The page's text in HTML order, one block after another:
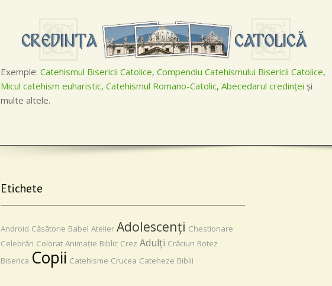
Exemple: Catehismul Bisericii Catolice, Compendiu Catehismului Bisericii Catolice,
Micul catehism euharistic, Catehismul Romano-Catolic, Abecedarul credinţei şi
multe altele.
Etichete
Android Căsătorie Babel Atelier Adolescenţi Chestionare
Celebrări Colorat Animaţie Biblic Crez Adulţi Crăciun Botez
Biserica Copii Catehisme Crucea Cateheze Biblii